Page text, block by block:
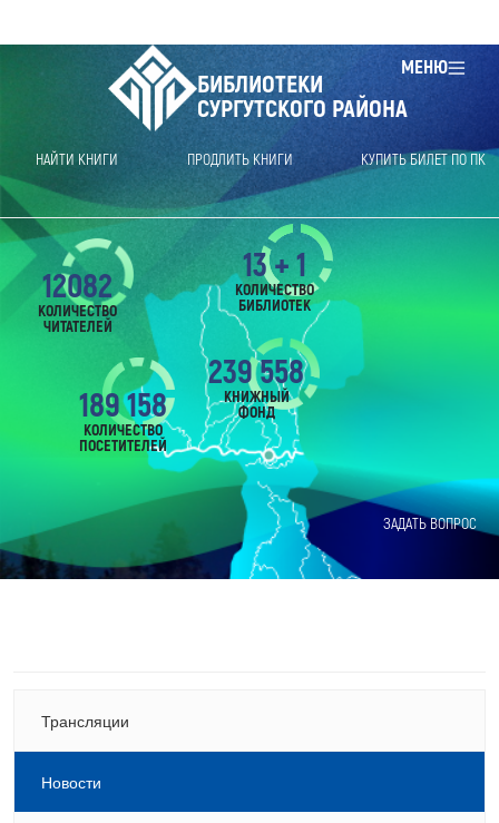
МЕНЮ
БИБЛИОТЕКИ
СУРГУТСКОГО РАЙОНА
НАЙТИ КНИГИ ПРОДЛИТЬ КНИГИ КУПИТЬ БИЛЕТ ПО ПК
ЗАДАТЬ ВОПРОС
12082
КОЛИЧЕСТВО
ЧИТАТЕЛЕЙ
189 158
КОЛИЧЕСТВО
ПОСЕТИТЕЛЕЙ
239 558
КНИЖНЫЙ
ФОНД
13 + 1
КОЛИЧЕСТВО
БИБЛИОТЕК
Трансляции
Новости